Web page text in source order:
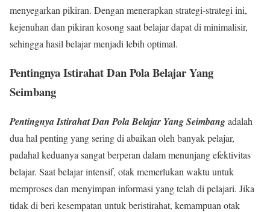
menyegarkan pikiran. Dengan menerapkan strategi-strategi ini,
kejenuhan dan pikiran kosong saat belajar dapat di minimalisir,
sehingga hasil belajar menjadi lebih optimal.
Pentingnya Istirahat Dan Pola Belajar Yang
Seimbang
Pentingnya Istirahat Dan Pola Belajar Yang Seimbangadalah
dua hal penting yang sering di abaikan oleh banyak pelajar,
padahal keduanya sangat berperan dalam menunjang efektivitas
belajar. Saat belajar intensif, otak memerlukan waktu untuk
memproses dan menyimpan informasi yang telah di pelajari. Jika
tidak di beri kesempatan untuk beristirahat, kemampuan otak